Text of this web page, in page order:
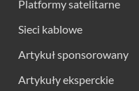
Platformy satelitarne
Sieci kablowe
Artykuł sponsorowany
Artykuły eksperckie